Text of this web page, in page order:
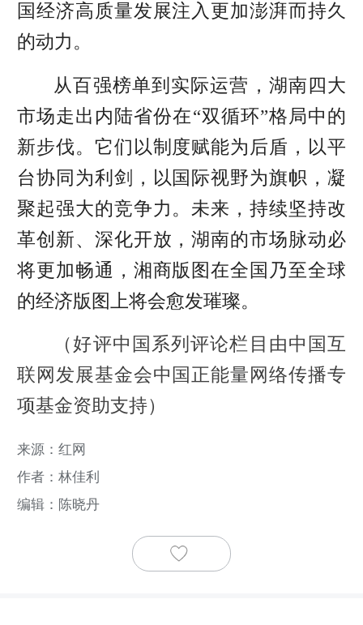
国经济高质量发展注入更加澎湃而持久
的动力。
从百强榜单到实际运营，湖南四大
市场走出内陆省份在“双循环”格局中的
新步伐。它们以制度赋能为后盾，以平
台协同为利剑，以国际视野为旗帜，凝
聚起强大的竞争力。未来，持续坚持改
革创新、深化开放，湖南的市场脉动必
将更加畅通，湘商版图在全国乃至全球
的经济版图上将会愈发璀璨。
（好评中国系列评论栏目由中国互
联网发展基金会中国正能量网络传播专
项基金资助支持）
来源：红网
作者：林佳利
编辑：陈晓丹